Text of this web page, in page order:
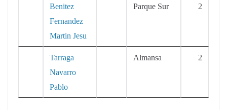
Benitez
Fernandez
Martin Jesu
Parque Sur 2
Tarraga
Navarro
Pablo
Almansa 2